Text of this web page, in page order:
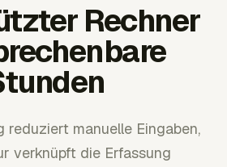
Rechner
reduziert manuelle Eingaben,
verknüpft die Erfassung